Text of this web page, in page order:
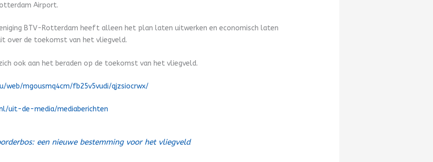
Airport.
BTV-Rotterdam heeft alleen het plan laten uitwerken en economisch laten
over de toekomst van het vliegveld.
ook aan het beraden op de toekomst van het vliegveld.
web/mgousmq4cm/fb25v5vudi/qjzsiocrwx/
uit-de-media/mediaberichten
een nieuwe bestemming voor het vliegveld